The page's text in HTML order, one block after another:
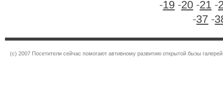
-19 -20 -21 -
-37 -
(c) 2007 Посетители сейчас помогают автивному развитию открытой бызы